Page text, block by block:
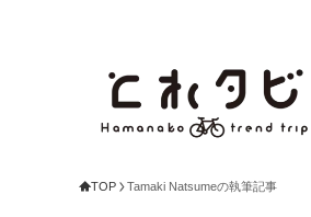
TOP Tamaki Natsumeの執筆記事